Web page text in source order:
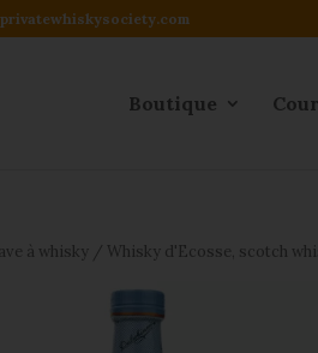
Boutique
à whisky / Whisky d'Ecosse, scotch